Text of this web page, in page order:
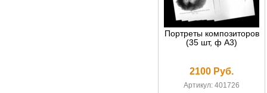
Портреты композиторов
(35 шт, ф А3)
2100 Руб.
Артикул: 401726